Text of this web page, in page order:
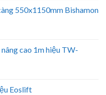
550x1150mm Bishamon
cao 1m hiệu TW-
Eoslift